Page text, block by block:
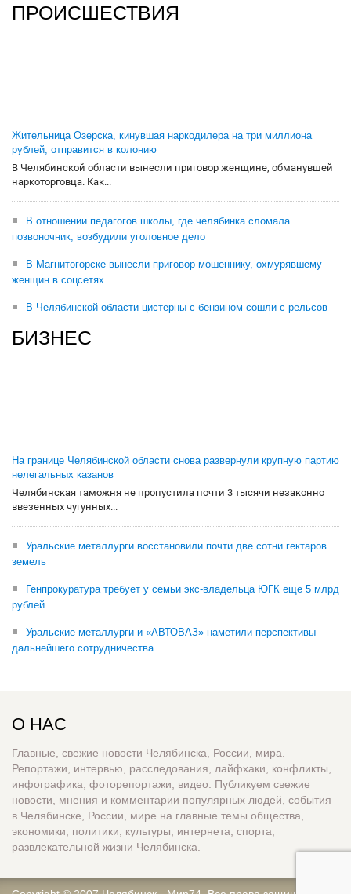
ПРОИСШЕСТВИЯ
Жительница Озерска, кинувшая наркодилера на три миллиона
рублей, отправится в колонию
В Челябинской области вынесли приговор женщине, обманувшей
наркоторговца. Как...
В отношении педагогов школы, где челябинка сломала
позвоночник, возбудили уголовное дело
В Магнитогорске вынесли приговор мошеннику, охмурявшему
женщин в соцсетях
В Челябинской области цистерны с бензином сошли с рельсов
БИЗНЕС
На границе Челябинской области снова развернули крупную партию
нелегальных казанов
Челябинская таможня не пропустила почти 3 тысячи незаконно
ввезенных чугунных...
Уральские металлурги восстановили почти две сотни гектаров
земель
Генпрокуратура требует у семьи экс-владельца ЮГК еще 5 млрд
рублей
Уральские металлурги и «АВТОВАЗ» наметили перспективы
дальнейшего сотрудничества
О НАС
Главные, свежие новости Челябинска, России, мира.
Репортажи, интервью, расследования, лайфхаки, конфликты,
инфографика, фоторепортажи, видео. Публикуем свежие
новости, мнения и комментарии популярных людей, события
в Челябинске, России, мире на главные темы общества,
экономики, политики, культуры, интернета, спорта,
развлекательной жизни Челябинска.